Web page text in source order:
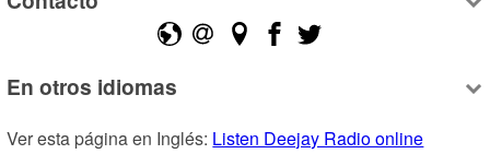
En otros idiomas
Ver esta página en Inglés: Listen Deejay Radio online